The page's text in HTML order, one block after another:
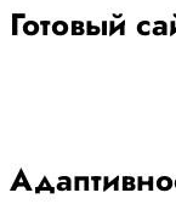
Готовый